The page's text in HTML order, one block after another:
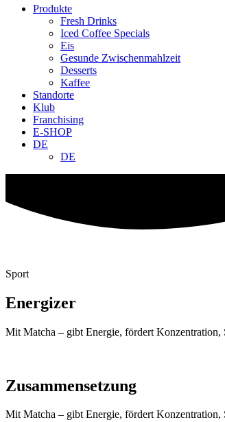
Produkte
Fresh Drinks
Iced Coffee Specials
Eis
Gesunde Zwischenmahlzeit
Desserts
Kaffee
Standorte
Klub
Franchising
E-SHOP
DE
DE
Sport
Energizer
Mit Matcha – gibt Energie, fördert Konzentration,
Zusammensetzung
Mit Matcha – gibt Energie, fördert Konzentration,